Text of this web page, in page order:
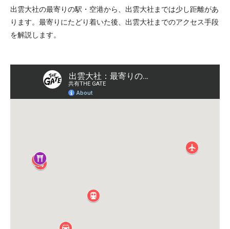
出雲大社の最寄りの駅・空港から、出雲大社までは少し距離があ
ります。最寄りにたどり着いた後、出雲大社までのアクセス手段
を解説します。